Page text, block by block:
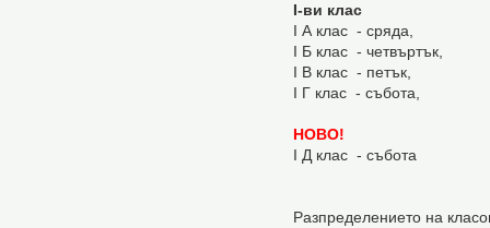
I-ви клас
I А клас - сряда,
I Б клас - четвъртък,
I В клас - петък,
I Г клас - събота,
НОВО!
I Д клас - събота
Разпределението на